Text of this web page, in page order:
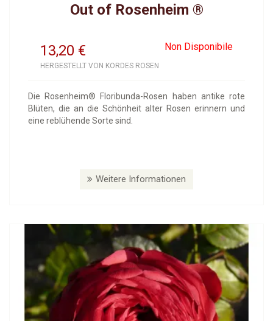
Out of Rosenheim ®
13,20 Non Disponibile
€
HERGESTELLT VON KORDES ROSEN
Die Rosenheim® Floribunda-Rosen haben antike rote
Blüten, die an die Schönheit alter Rosen erinnern und
eine reblühende Sorte sind.
Weitere Informationen